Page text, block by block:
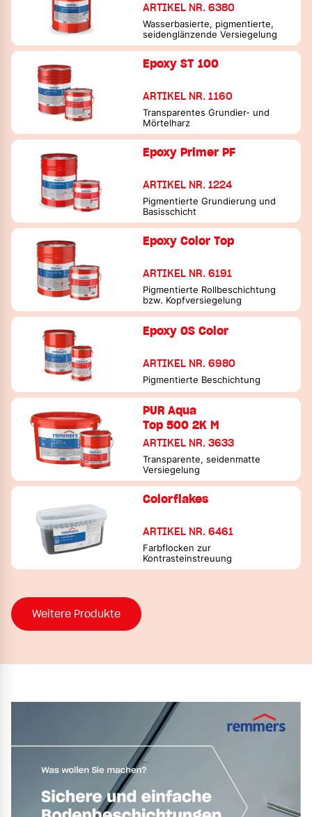
ARTIKEL NR. 6380
Wasserbasierte, pigmentierte,
seidenglänzende Versiegelung
Epoxy ST 100
ARTIKEL NR. 1160
Transparentes Grundier- und
Mörtelharz
Epoxy Primer PF
ARTIKEL NR. 1224
Pigmentierte Grundierung und
Basisschicht
Epoxy Color Top
ARTIKEL NR. 6191
Pigmentierte Rollbeschichtung
bzw. Kopfversiegelung
Epoxy OS Color
ARTIKEL NR. 6980
Pigmentierte Beschichtung
PUR Aqua
Top 500 2K M
ARTIKEL NR. 3633
Transparente, seidenmatte
Versiegelung
Colorflakes
ARTIKEL NR. 6461
Farbflocken zur
Kontrasteinstreuung
Weitere Produkte